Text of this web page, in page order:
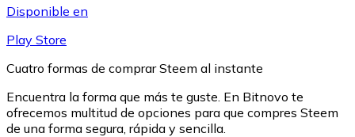
Disponible en
Play Store
Cuatro formas de comprar Steem al instante
Encuentra la forma que más te guste. En Bitnovo te
ofrecemos multitud de opciones para que compres Steem
de una forma segura, rápida y sencilla.